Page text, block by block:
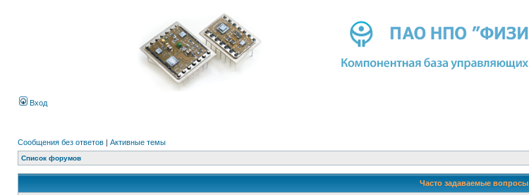
Вход
Сообщения без ответов | Активные темы
Список форумов
Часто задаваемые вопросы